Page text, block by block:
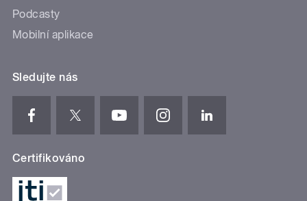
Podcasty
Mobilní aplikace
Sledujte nás
Certifikováno